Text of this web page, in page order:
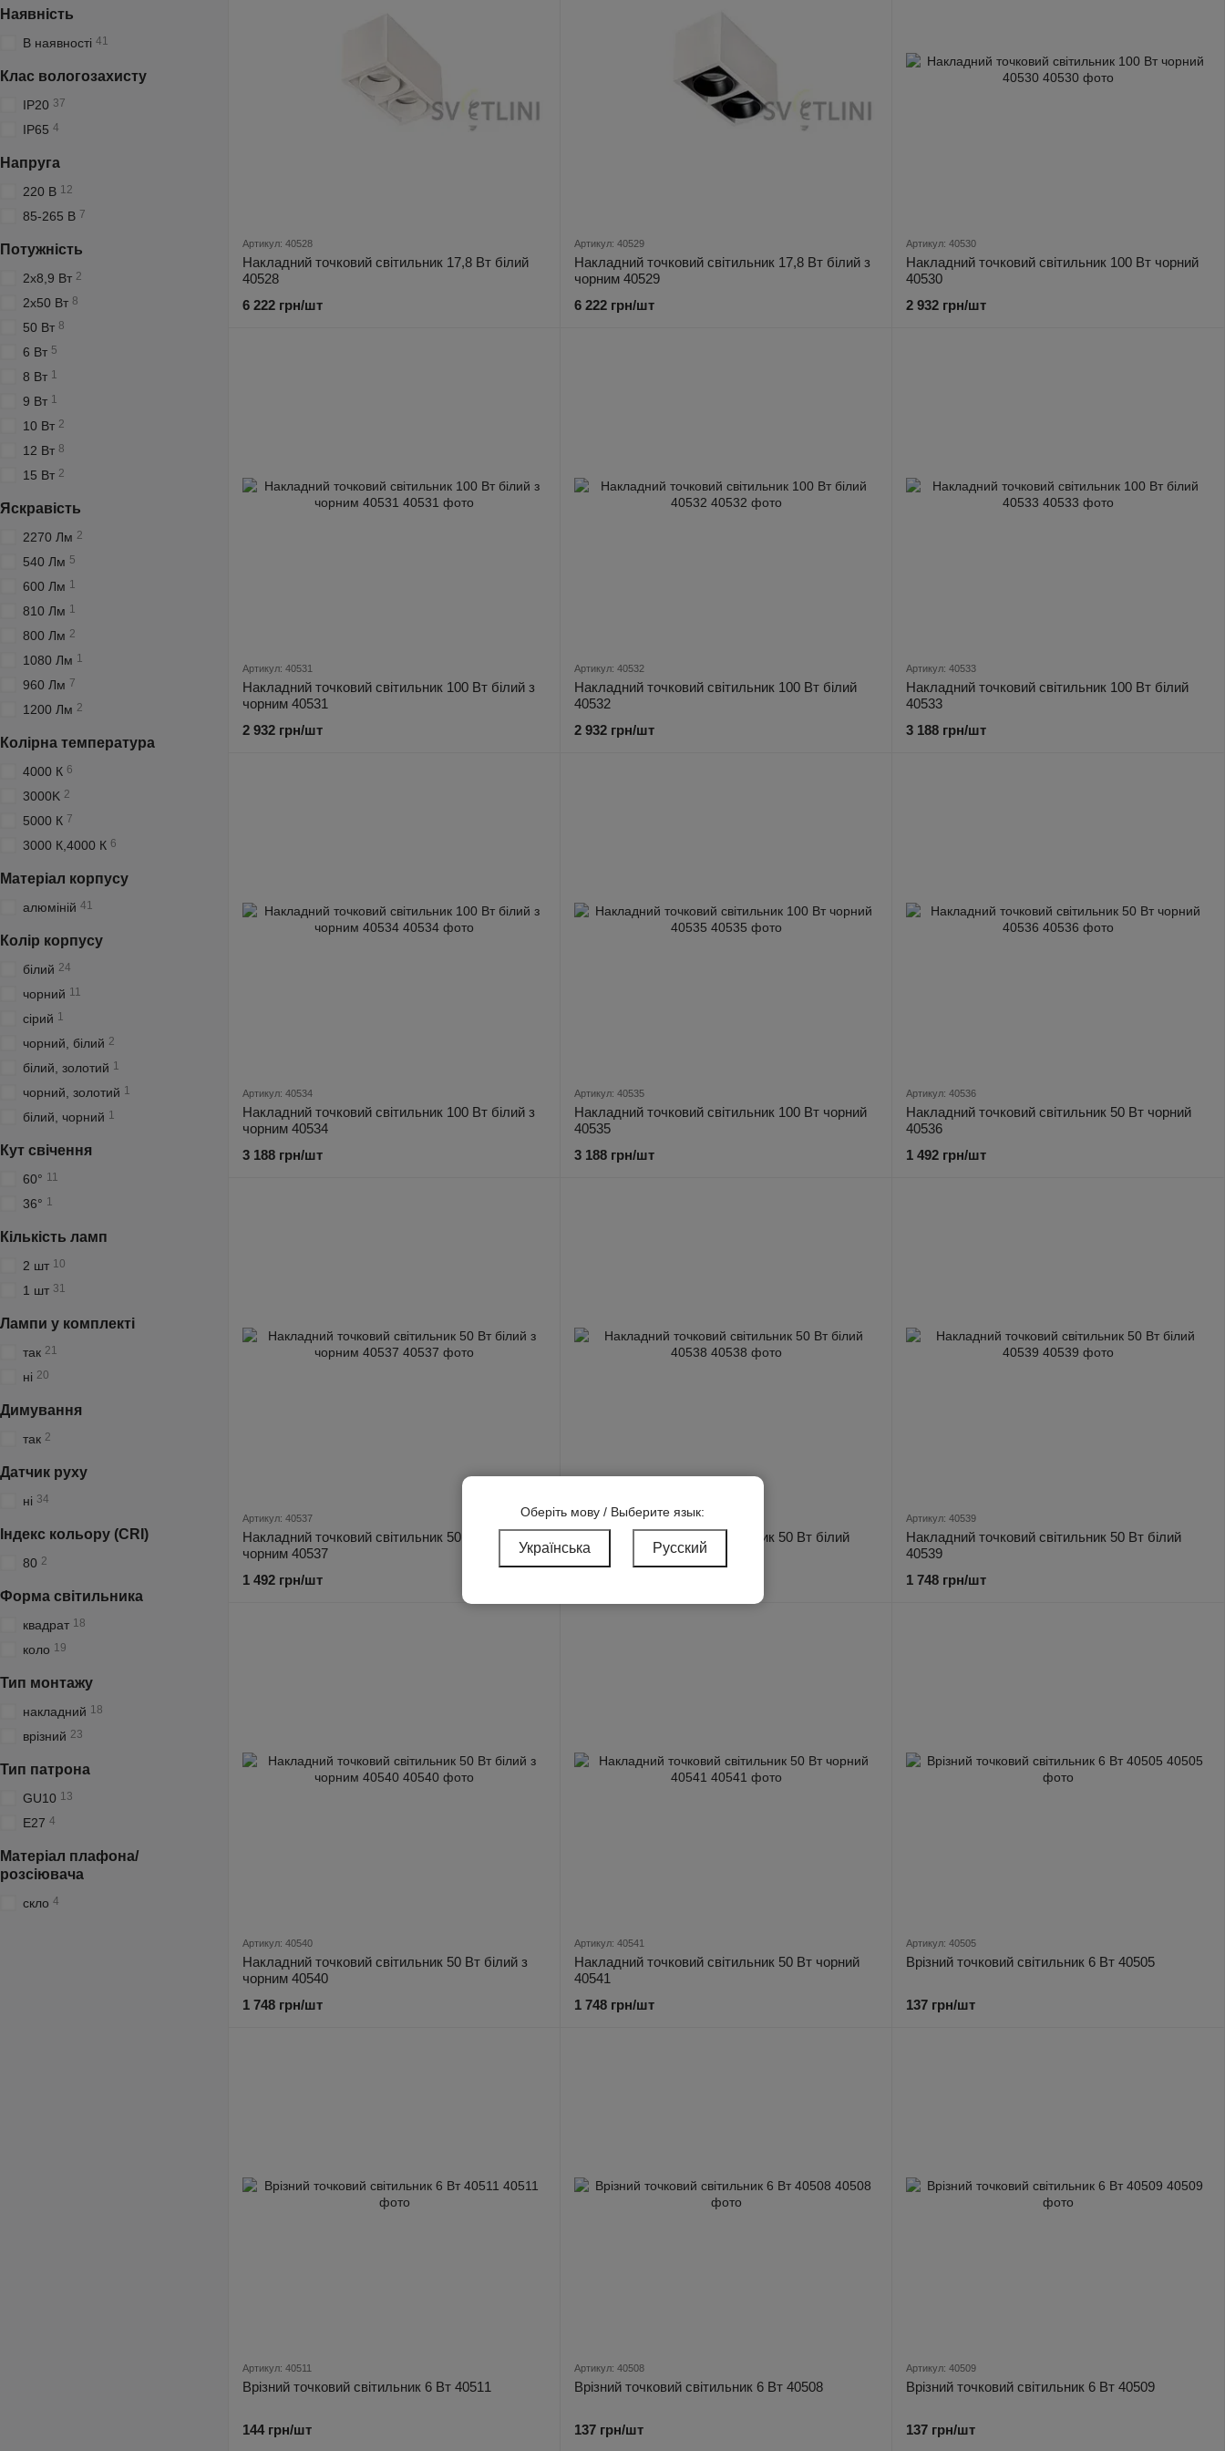
Артикул: 40528
Накладний точковий світильник 17,8 Вт білий
40528
6 222 грн/шт
Артикул: 40529
Накладний точковий світильник 17,8 Вт білий з
чорним 40529
6 222 грн/шт
Артикул: 40530
Накладний точковий світильник 100 Вт чорний
40530
2 932 грн/шт
Артикул: 40531
Накладний точковий світильник 100 Вт білий з
чорним 40531
2 932 грн/шт
Артикул: 40532
Накладний точковий світильник 100 Вт білий
40532
2 932 грн/шт
Артикул: 40533
Накладний точковий світильник 100 Вт білий
40533
3 188 грн/шт
Артикул: 40534
Накладний точковий світильник 100 Вт білий з
чорним 40534
3 188 грн/шт
Артикул: 40535
Накладний точковий світильник 100 Вт чорний
40535
3 188 грн/шт
Артикул: 40536
Накладний точковий світильник 50 Вт чорний
40536
1 492 грн/шт
Артикул: 40537
Накладний точковий світильник 50 Вт білий з
чорним 40537
1 492 грн/шт
Артикул: 40538
Накладний точковий світильник 50 Вт білий
40538
Артикул: 40539
Накладний точковий світильник 50 Вт білий
40539
1 748 грн/шт
Артикул: 40540
Накладний точковий світильник 50 Вт білий з
чорним 40540
1 748 грн/шт
Артикул: 40541
Накладний точковий світильник 50 Вт чорний
40541
1 748 грн/шт
Артикул: 40505
Врізний точковий світильник 6 Вт 40505
137 грн/шт
Артикул: 40511
Врізний точковий світильник 6 Вт 40511
144 грн/шт
Артикул: 40508
Врізний точковий світильник 6 Вт 40508
137 грн/шт
Артикул: 40509
Врізний точковий світильник 6 Вт 40509
137 грн/шт
Наявність
В наявності 41
Клас вологозахисту
IP20 37
IP65 4
Напруга
220 В 12
85-265 В 7
Потужність
2х8,9 Вт 2
2х50 Вт 8
50 Вт 8
6 Вт 5
8 Вт 1
9 Вт 1
10 Вт 2
12 Вт 8
15 Вт 2
Яскравість
2270 Лм 2
540 Лм 5
600 Лм 1
810 Лм 1
800 Лм 2
1080 Лм 1
960 Лм 7
1200 Лм 2
Колірна температура
4000 К 6
3000K 2
5000 К 7
3000 К,4000 К 6
Матеріал корпусу
алюміній 41
Колір корпусу
білий 24
чорний 11
сірий 1
чорний, білий 2
білий, золотий 1
чорний, золотий 1
білий, чорний 1
Кут свічення
60° 11
36° 1
Кількість ламп
2 шт 10
1 шт 31
Лампи у комплекті
так 21
ні 20
Димування
так 2
Датчик руху
ні 34
Індекс кольору (CRI)
80 2
Форма світильника
квадрат 18
коло 19
Тип монтажу
накладний 18
врізний 23
Тип патрона
GU10 13
E27 4
Матеріал плафона/
розсіювача
скло 4
Оберіть мову / Выберите язык:
Українська Русский